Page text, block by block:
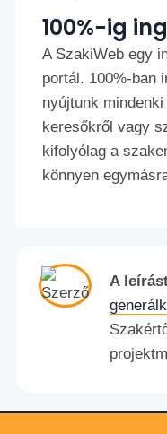
100%-ig
A SzakiWeb egy
portál. 100%-ban
nyújtunk
keresőkről vagy
kifolyólag a
könnyen
A